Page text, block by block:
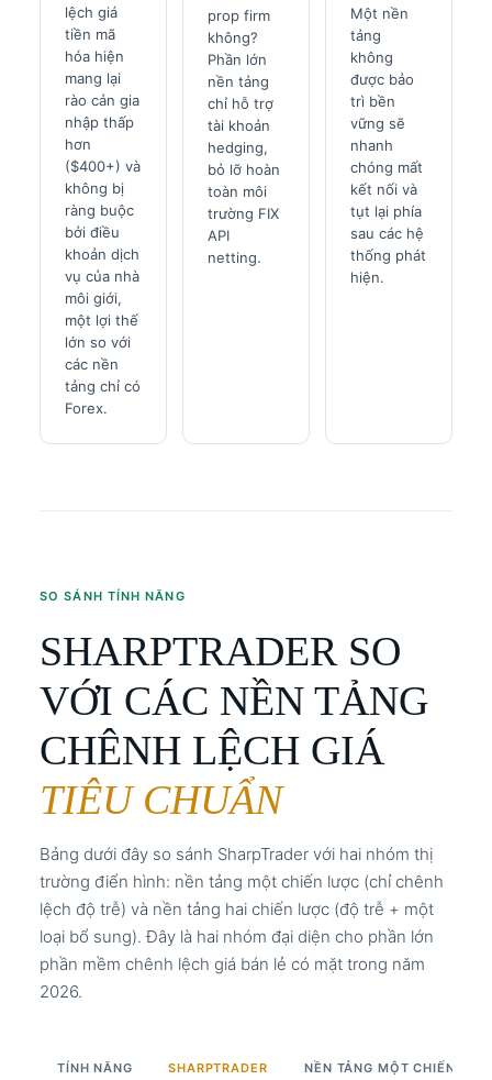
lệch giá
tiền mã
hóa hiện
mang lại
rào cản gia
nhập thấp
hơn
($400+) và
không bị
ràng buộc
bởi điều
khoản dịch
vụ của nhà
môi giới,
một lợi thế
lớn so với
các nền
tảng chỉ có
Forex.
prop firm
không?
Phần lớn
nền tảng
chỉ hỗ trợ
tài khoản
hedging,
bỏ lỡ hoàn
toàn môi
trường FIX
API
netting.
Một nền
tảng
không
được bảo
trì bền
vững sẽ
nhanh
chóng mất
kết nối và
tụt lại phía
sau các hệ
thống phát
hiện.
SO SÁNH TÍNH NĂNG
SHARPTRADER SO
VỚI CÁC NỀN TẢNG
CHÊNH LỆCH GIÁ
TIÊU CHUẨN
Bảng dưới đây so sánh SharpTrader với hai nhóm thị
trường điển hình: nền tảng một chiến lược (chỉ chênh
lệch độ trễ) và nền tảng hai chiến lược (độ trễ + một
loại bổ sung). Đây là hai nhóm đại diện cho phần lớn
phần mềm chênh lệch giá bán lẻ có mặt trong năm
2026.
TÍNH NĂNG SHARPTRADER NỀN TẢNG MỘT CHIẾN